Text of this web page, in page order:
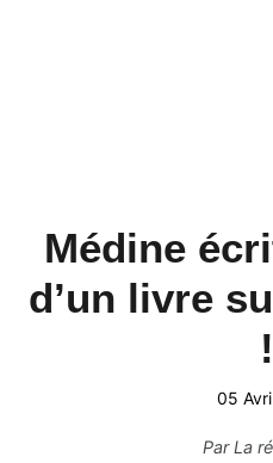
Médine
d’un livre
!
05
ParLa